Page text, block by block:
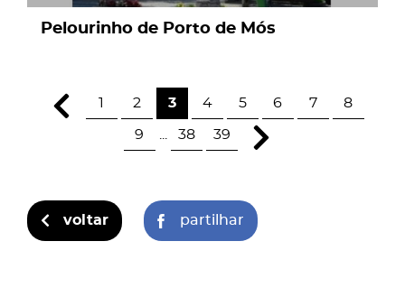
Pelourinho de Porto de Mós
1 2 3 4 5 6 7 8
9 38 39
voltar partilhar